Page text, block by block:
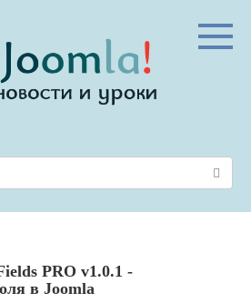
PRO v1.0.1 -
в Joomla